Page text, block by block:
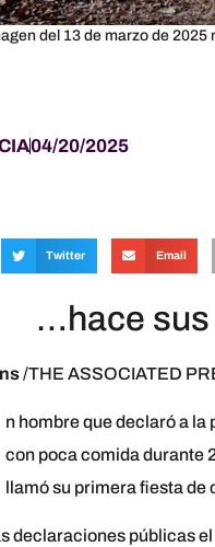
del 13 de marzo de
04/20/2025
Twitter Email
…hace
/THE ASSOCIATED
n hombre que declaró a
con poca comida durante
llamó su primera fiesta de
declaraciones públicas